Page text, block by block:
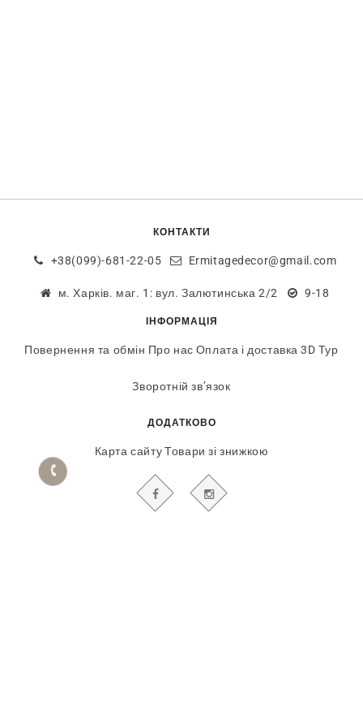
КОНТАКТИ
+38(099)-681-22-05 Ermitagedecor@gmail.com
м. Харків. маг. 1: вул. Залютинська 2/2 9-18
ІНФОРМАЦІЯ
Повернення та обмін Про нас Оплата і доставка 3D Тур
Зворотній зв’язок
ДОДАТКОВО
Карта сайту Товари зі знижкою